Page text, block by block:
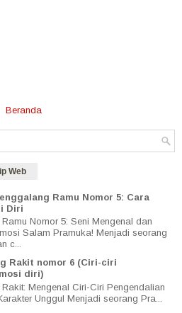
Beranda
Web
Ramu Nomor 5: Cara
Diri
Nomor 5: Seni Mengenal dan
Salam Pramuka! Menjadi seorang
c...
Rakit nomor 6 (Ciri-ciri
diri)
Mengenal Ciri-Ciri Pengendalian
Unggul Menjadi seorang Pra...